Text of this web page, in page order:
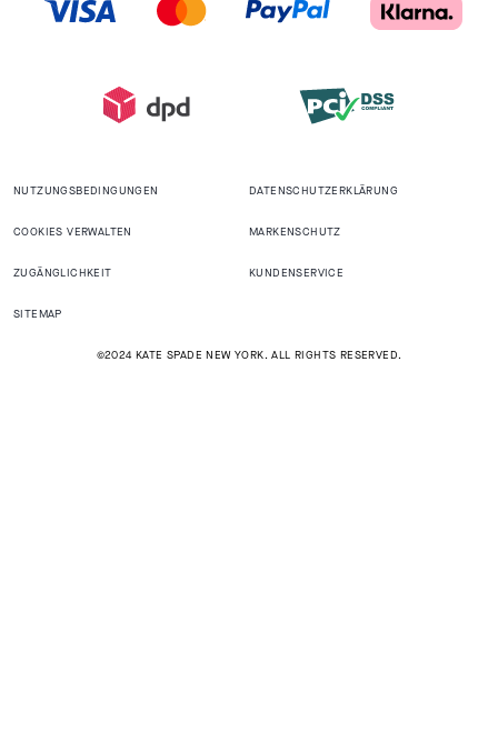
NUTZUNGSBEDINGUNGEN DATENSCHUTZERKLÄRUNG
COOKIES VERWALTEN MARKENSCHUTZ
ZUGÄNGLICHKEIT KUNDENSERVICE
SITEMAP
©2024 KATE SPADE NEW YORK. ALL RIGHTS RESERVED.